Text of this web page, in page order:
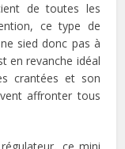
de toutes les
ce type de
sied donc pas à
en revanche idéal
crantées et son
affronter tous